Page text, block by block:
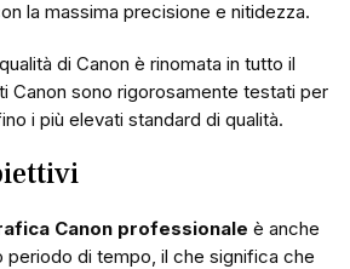
la massima precisione e nitidezza.
di Canon è rinomata in tutto il
Canon sono rigorosamente testati per
i più elevati standard di qualità.
Canon professionale è anche
periodo di tempo, il che significa che